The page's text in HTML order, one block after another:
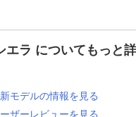
エラ についてもっと
モデルの情報を見る
ザーレビューを見る